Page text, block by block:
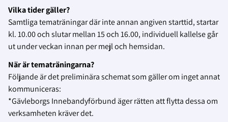
Vilka tider gäller?
Samtliga tematräningar där inte annan angiven starttid, startar
kl. 10.00 och slutar mellan 15 och 16.00, individuell kallelse går
ut under veckan innan per mejl och hemsidan.
När är tematräningarna?
Följande är det preliminära schemat som gäller om inget annat
kommuniceras:
*Gävleborgs Innebandyförbund äger rätten att flytta dessa om
verksamheten kräver det.